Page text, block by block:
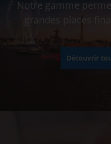
Notre gamme
grandes places
Découvrir